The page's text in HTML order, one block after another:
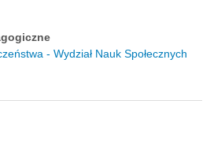
- Wydział Nauk Społecznych